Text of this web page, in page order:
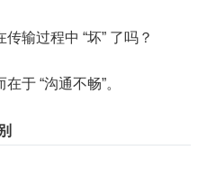
输过程中 “坏” 了吗？
于 “沟通不畅”。